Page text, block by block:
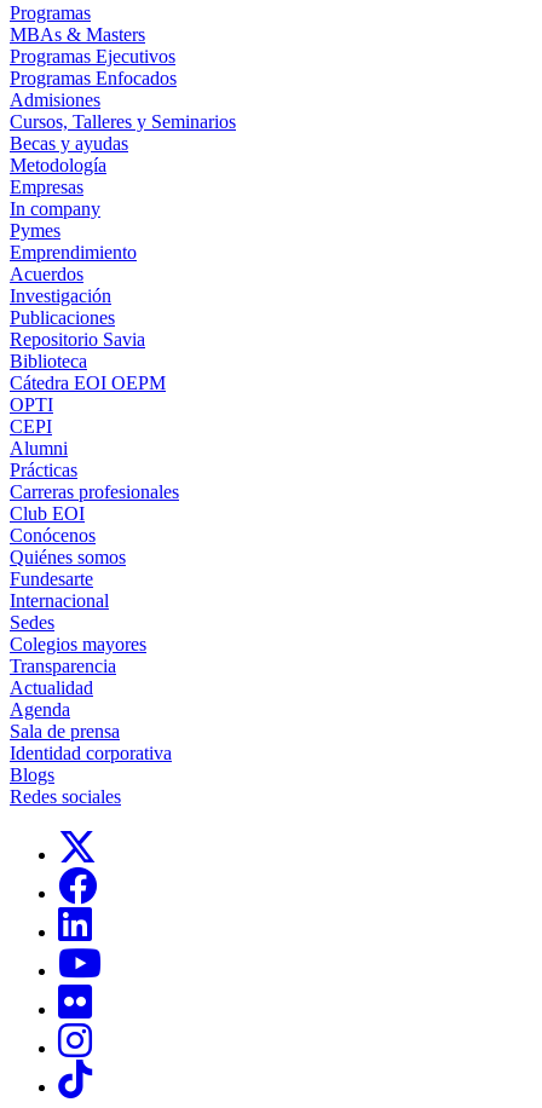
Programas
MBAs & Masters
Programas Ejecutivos
Programas Enfocados
Admisiones
Cursos, Talleres y Seminarios
Becas y ayudas
Metodología
Empresas
In company
Pymes
Emprendimiento
Acuerdos
Investigación
Publicaciones
Repositorio Savia
Biblioteca
Cátedra EOI OEPM
OPTI
CEPI
Alumni
Prácticas
Carreras profesionales
Club EOI
Conócenos
Quiénes somos
Fundesarte
Internacional
Sedes
Colegios mayores
Transparencia
Actualidad
Agenda
Sala de prensa
Identidad corporativa
Blogs
Redes sociales
Links, Opens in this window
Links, Opens in this window
Links, Opens in this window
Links, Opens in this window
Links, Opens in this window